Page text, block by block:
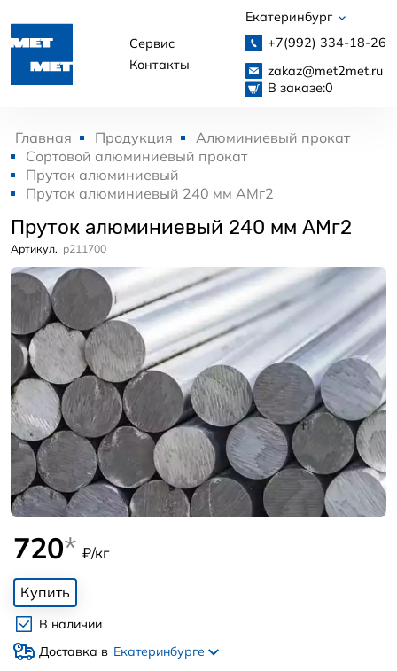
Сервис
Контакты
Екатеринбург
+7(992) 334-18-26
zakaz@met2met.ru
В заказе:0
Главная Продукция
Алюминиевый прокат
Сортовой алюминиевый прокат
Пруток алюминиевый
Пруток алюминиевый 240 мм АМг2
Пруток алюминиевый 240 мм АМг2
Артикул. p211700
720* ₽/кг
Купить
В наличии
Доставка в Екатеринбурге